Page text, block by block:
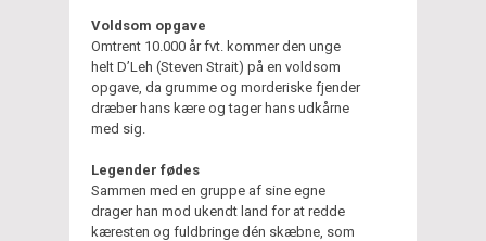
Voldsom opgave
Omtrent 10.000 år fvt. kommer den unge
helt D’Leh (Steven Strait) på en voldsom
opgave, da grumme og morderiske fjender
dræber hans kære og tager hans udkårne
med sig.
Legender fødes
Sammen med en gruppe af sine egne
drager han mod ukendt land for at redde
kæresten og fuldbringe dén skæbne, som